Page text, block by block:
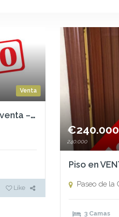
Venta
Dos Chalets adosados en venta – El Olivar de Mirabal, Boadilla del Monte – Madrid
Like
€240.000
240.000
Paseo de la
3 Camas